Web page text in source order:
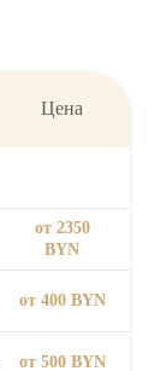
Цена
от 2350
BYN
от 400 BYN
от 500 BYN